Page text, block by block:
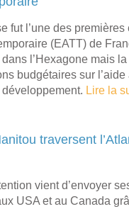
fut l’une des premières
(EATT) de
l’Hexagone mais
budgétaires sur
Lire la
traversent
vient d’envoyer
USA et au Canada